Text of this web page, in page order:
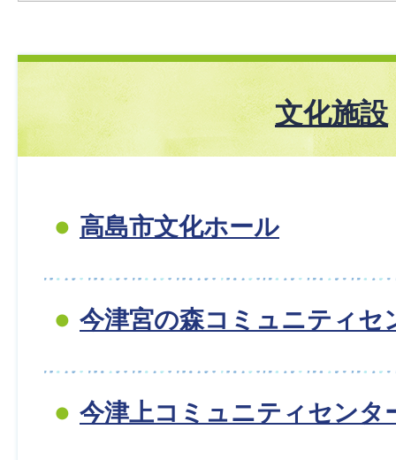
文化施設
高島市文化ホール
今津宮の森コミュニティセ
今津上コミュニティセンタ